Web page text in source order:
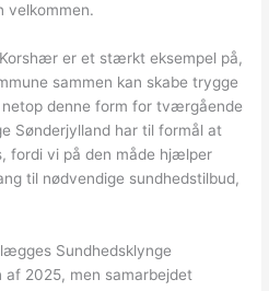
velkommen.
er et stærkt eksempel på,
sammen kan skabe trygge
denne form for tværgående
Sønderjylland har til formål at
fordi vi på den måde hjælper
til nødvendige sundhedstilbud,
Sundhedsklynge
af 2025, men samarbejdet